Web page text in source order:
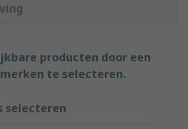
producten door een
te selecteren.
selecteren